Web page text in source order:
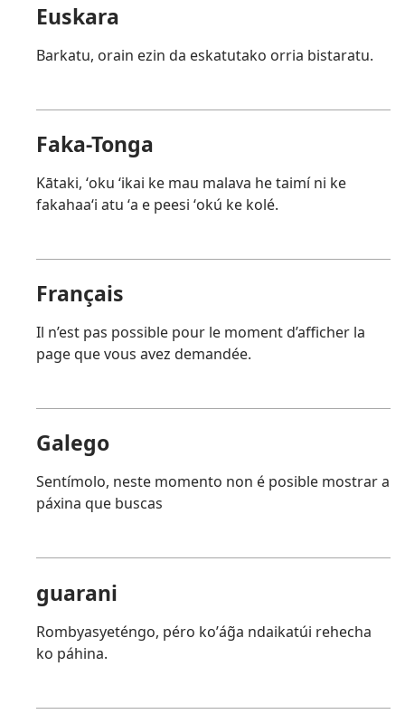
Euskara
Barkatu, orain ezin da eskatutako orria bistaratu.
Faka-Tonga
Kātaki, ʻoku ʻikai ke mau malava he taimí ni ke
fakahaaʻi atu ʻa e peesi ʻokú ke kolé.
Français
Il n’est pas possible pour le moment d’afficher la
page que vous avez demandée.
Galego
Sentímolo, neste momento non é posible mostrar a
páxina que buscas
guarani
Rombyasyeténgo, péro koʼág̃a ndaikatúi rehecha
ko páhina.